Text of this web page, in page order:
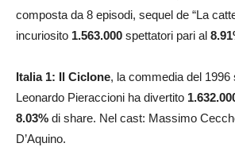
composta da 8 episodi, sequel de “La
incuriosito 1.563.000 spettatori pari al 8.91
Italia 1: Il Ciclone, la commedia del 1996
Leonardo Pieraccioni ha divertito
8.03% di share. Nel cast: Massimo
D’Aquino.